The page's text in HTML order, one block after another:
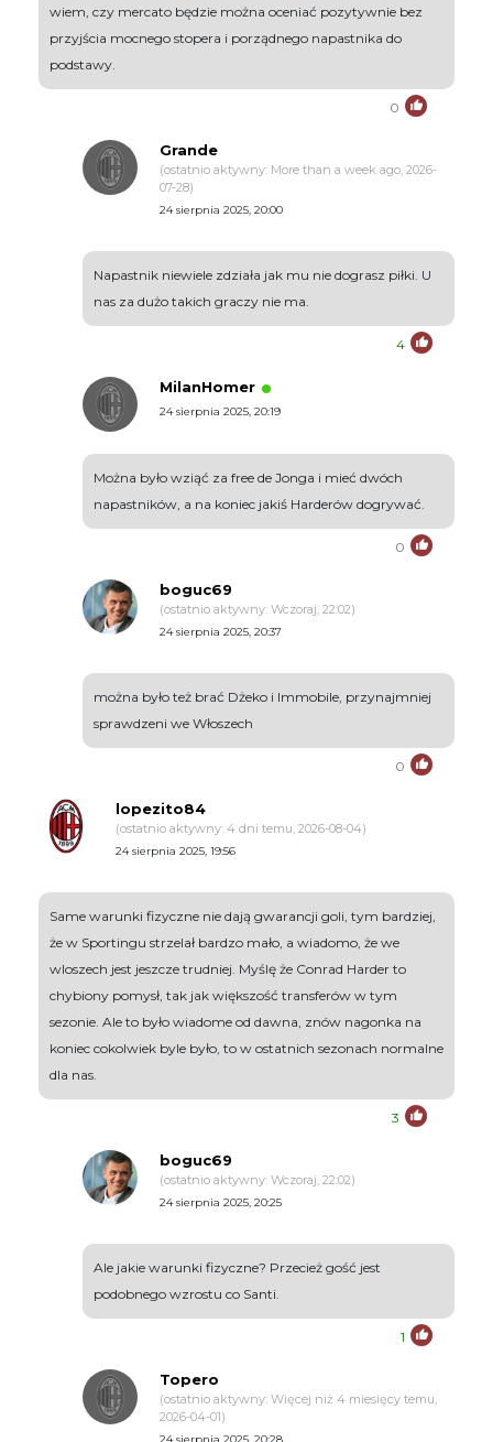
wiem, czy mercato będzie można oceniać pozytywnie bez
przyjścia mocnego stopera i porządnego napastnika do
podstawy.
0
Grande
(ostatnio aktywny: More than a week ago, 2026-
07-28)
24 sierpnia 2025, 20:00
Napastnik niewiele zdziała jak mu nie dograsz piłki. U
nas za dużo takich graczy nie ma.
4
MilanHomer
24 sierpnia 2025, 20:19
Można było wziąć za free de Jonga i mieć dwóch
napastników, a na koniec jakiś Harderów dogrywać.
0
boguc69
(ostatnio aktywny: Wczoraj, 22:02)
24 sierpnia 2025, 20:37
można było też brać Dżeko i Immobile, przynajmniej
sprawdzeni we Włoszech
0
lopezito84
(ostatnio aktywny: 4 dni temu, 2026-08-04)
24 sierpnia 2025, 19:56
Same warunki fizyczne nie dają gwarancji goli, tym bardziej,
że w Sportingu strzelał bardzo mało, a wiadomo, że we
wloszech jest jeszcze trudniej. Myślę że Conrad Harder to
chybiony pomysł, tak jak większość transferów w tym
sezonie. Ale to było wiadome od dawna, znów nagonka na
koniec cokolwiek byle było, to w ostatnich sezonach normalne
dla nas.
3
boguc69
(ostatnio aktywny: Wczoraj, 22:02)
24 sierpnia 2025, 20:25
Ale jakie warunki fizyczne? Przecież gość jest
podobnego wzrostu co Santi.
1
Topero
(ostatnio aktywny: Więcej niż 4 miesięcy temu,
2026-04-01)